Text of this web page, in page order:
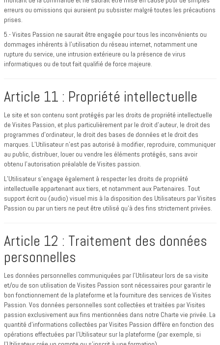
erreurs ou omissions qui auraient pu subsister malgré toutes les précautions
prises.
5.- Visites Passion ne saurait être engagée pour tous les inconvénients ou
dommages inhérents à l’utilisation du réseau internet, notamment une
rupture du service, une intrusion extérieure ou la présence de virus
informatiques ou de tout fait qualifié de force majeure.
Article 11 : Propriété intellectuelle
Le site et son contenu sont protégés par les droits de propriété intellectuelle
de Visites Passion, et plus particulièrement par le droit d’auteur, le droit des
programmes d’ordinateur, le droit des bases de données et le droit des
marques. L’Utilisateur n’est pas autorisé à modifier, reproduire, communiquer
au public, distribuer, louer ou vendre les éléments protégés, sans avoir
obtenu l’autorisation préalable de Visites passion.
L’Utilisateur s’engage également à respecter les droits de propriété
intellectuelle appartenant aux tiers, et notamment aux Partenaires. Tout
support écrit ou (audio) visuel mis à la disposition des Utilisateurs par Visites
Passion ou par un tiers ne peut être utilisé qu’à des fins strictement privées.
Article 12 : Traitement des données
personnelles
Les données personnelles communiquées par l’Utilisateur lors de sa visite
et/ou de son utilisation de Visites Passion sont nécessaires pour garantir le
bon fonctionnement de la plateforme et la fourniture des services de Visites
Passion. Vos données personnelles sont collectées et traitées par Visites
passion exclusivement aux fins mentionnées dans notre Charte vie privée. La
quantité d’informations collectées par Visites Passion diffère en fonction des
opérations effectuées par l’Utilisateur sur la plateforme (par exemple, si